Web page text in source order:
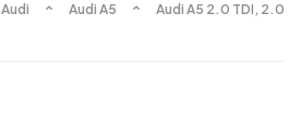
Audi Audi A5
Audi A5 2.0 TDI, 2.0